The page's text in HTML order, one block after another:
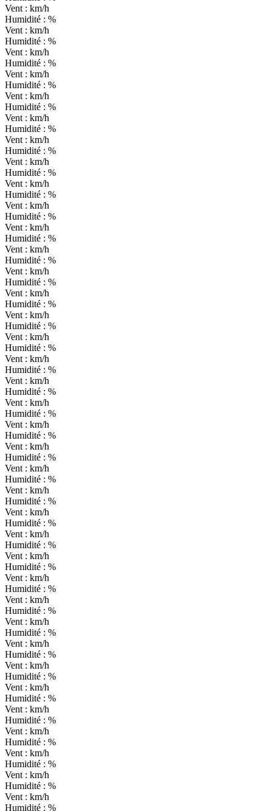
Vent : km/h
Humidité : %
Vent : km/h
Humidité : %
Vent : km/h
Humidité : %
Vent : km/h
Humidité : %
Vent : km/h
Humidité : %
Vent : km/h
Humidité : %
Vent : km/h
Humidité : %
Vent : km/h
Humidité : %
Vent : km/h
Humidité : %
Vent : km/h
Humidité : %
Vent : km/h
Humidité : %
Vent : km/h
Humidité : %
Vent : km/h
Humidité : %
Vent : km/h
Humidité : %
Vent : km/h
Humidité : %
Vent : km/h
Humidité : %
Vent : km/h
Humidité : %
Vent : km/h
Humidité : %
Vent : km/h
Humidité : %
Vent : km/h
Humidité : %
Vent : km/h
Humidité : %
Vent : km/h
Humidité : %
Vent : km/h
Humidité : %
Vent : km/h
Humidité : %
Vent : km/h
Humidité : %
Vent : km/h
Humidité : %
Vent : km/h
Humidité : %
Vent : km/h
Humidité : %
Vent : km/h
Humidité : %
Vent : km/h
Humidité : %
Vent : km/h
Humidité : %
Vent : km/h
Humidité : %
Vent : km/h
Humidité : %
Vent : km/h
Humidité : %
Vent : km/h
Humidité : %
Vent : km/h
Humidité : %
Vent : km/h
Humidité : %